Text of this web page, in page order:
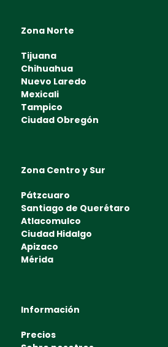
Zona Norte
Tijuana
Chihuahua
Nuevo Laredo
Mexicali
Tampico
Ciudad Obregón
Zona Centro y Sur
Pátzcuaro
Santiago de Querétaro
Atlacomulco
Ciudad Hidalgo
Apizaco
Mérida
Información
Precios